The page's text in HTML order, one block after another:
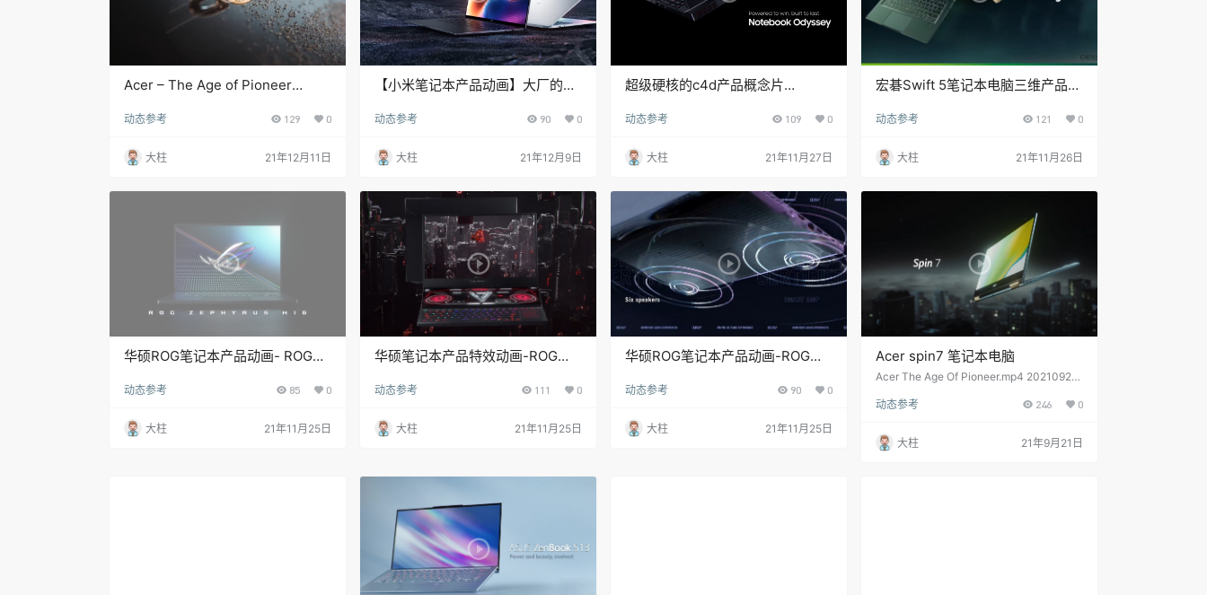
Acer – The Age of Pioneer
动态参考 129 0
大柱 21年12月11日
【小米笔记本产品动画】大厂的视
动态参考 90 0
大柱 21年12月9日
超级硬核的c4d产品概念片
动态参考 109 0
大柱 21年11月27日
宏碁Swift 5笔记本电脑三维产品-
动态参考 121 0
大柱 21年11月26日
华硕ROG笔记本产品动画- ROG
动态参考 85 0
大柱 21年11月25日
华硕笔记本产品特效动画-ROG
动态参考 111 0
大柱 21年11月25日
华硕ROG笔记本产品动画-ROG
动态参考 90 0
大柱 21年11月25日
Acer spin7 笔记本电脑
Acer The Age Of Pioneer.mp4 20210921
动态参考
246 0
大柱 21年9月21日